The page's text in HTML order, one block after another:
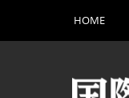
キ
し
to
HOME